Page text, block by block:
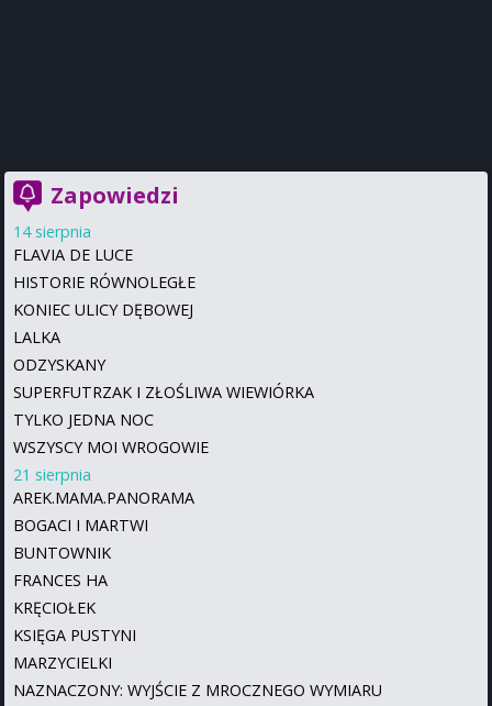
Zapowiedzi
14 sierpnia
FLAVIA DE LUCE
HISTORIE RÓWNOLEGŁE
KONIEC ULICY DĘBOWEJ
LALKA
ODZYSKANY
SUPERFUTRZAK I ZŁOŚLIWA WIEWIÓRKA
TYLKO JEDNA NOC
WSZYSCY MOI WROGOWIE
21 sierpnia
AREK.MAMA.PANORAMA
BOGACI I MARTWI
BUNTOWNIK
FRANCES HA
KRĘCIOŁEK
KSIĘGA PUSTYNI
MARZYCIELKI
NAZNACZONY: WYJŚCIE Z MROCZNEGO WYMIARU